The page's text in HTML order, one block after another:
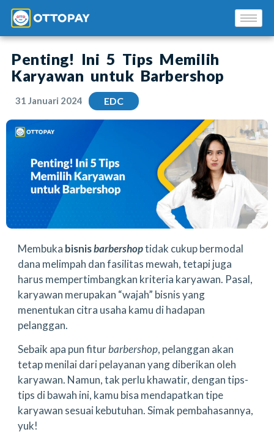
Penting! Ini 5 Tips Memilih
Karyawan untuk Barbershop
31 Januari 2024 EDC
Membuka bisnisbarbershoptidak cukup bermodal
dana melimpah dan fasilitas mewah, tetapi juga
harus mempertimbangkan kriteria karyawan. Pasal,
karyawan merupakan “wajah” bisnis yang
menentukan citra usaha kamu di hadapan
pelanggan.
Sebaik apa pun fiturbarbershop, pelanggan akan
tetap menilai dari pelayanan yang diberikan oleh
karyawan. Namun, tak perlu khawatir, dengan tips-
tips di bawah ini, kamu bisa mendapatkan tipe
karyawan sesuai kebutuhan. Simak pembahasannya,
yuk!
Solusi Kami
Blog
Promo Mitra
INSTAL SEKARANG